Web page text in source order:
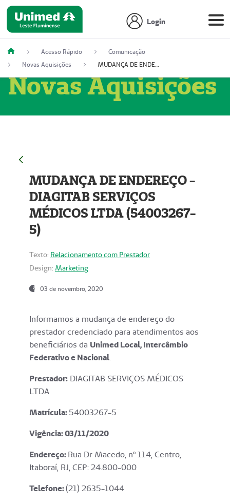
Login
Acesso Rápido
Comunicação
Novas Aquisições
MUDANÇA DE ENDEREÇO - DIAGITAB SERVIÇOS MÉDICOS LTDA (54003267-5)
Novas Aquisições
MUDANÇA DE ENDEREÇO -
DIAGITAB SERVIÇOS
MÉDICOS LTDA (54003267-
5)
Texto: Relacionamento com Prestador
Design: Marketing
03 de novembro, 2020
Informamos a mudança de endereço do
prestador credenciado para atendimentos aos
beneficiários da Unimed Local, Intercâmbio
Federativo e Nacional.
Prestador: DIAGITAB SERVIÇOS MÉDICOS
LTDA
Matrícula:54003267-5
Vigência: 03/11/2020
Endereço:Rua Dr Macedo, nº 114, Centro,
Itaboraí, RJ, CEP: 24.800-000
Telefone:(21) 2635-1044